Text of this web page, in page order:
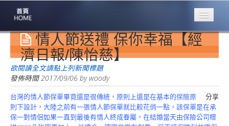
專業豐林
Professional
保險大家談
1386集
台灣商業保險
第一品牌
情人節送禮 保你幸福【經
濟日報/陳怡慈】
欲閱讀全文請點上列新聞標題
發佈時間2017/09/06 bywoody
分享
台灣的情人節保單畢竟還是很傳統，原則上還是在基本的保險原
則下設計，大陸之前有一張情人節保單就比較花俏一點，該保單是在承
保一對情侶如果一直到最後有情人終成眷屬，在結婚當天由保險公司贈